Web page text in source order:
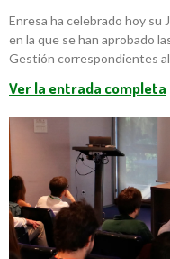
Enresa ha celebrado hoy su
en la que se han aprobado
Gestión correspondientes
Ver la entrada completa